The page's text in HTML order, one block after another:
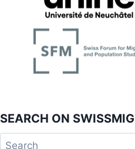
SEARCH ON SWISSMIG
Search